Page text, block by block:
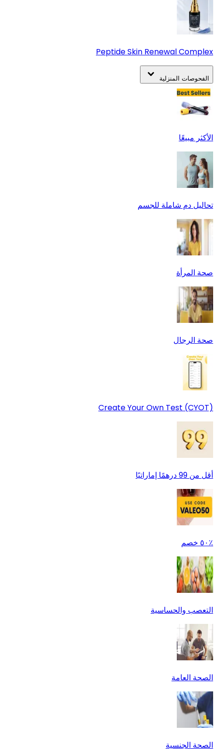
Peptide Skin Renewal Complex
الفحوصات المنزلية
الأكثر مبيعًا
تحاليل دم شاملة للجسم
صحة المرأة
صحة الرجال
Create Your Own Test (CYOT)
أقل من 99 درهمًا إماراتيًا
٪٥٠ خصم
التعصب والحساسية
الصحة العامة
الصحة الجنسية